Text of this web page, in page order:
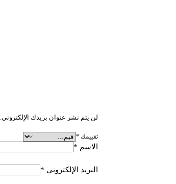
لن يتم نشر عنوان بريدك الإلكتروني.
تقييمك *
الاسم *
البريد الإلكتروني *